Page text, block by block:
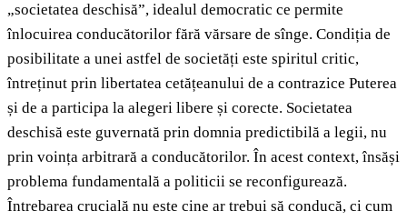
„societatea deschisă”, idealul democratic ce permite
înlocuirea conducătorilor fără vărsare de sînge. Condiția de
posibilitate a unei astfel de societăți este spiritul critic,
întreținut prin libertatea cetățeanului de a contrazice Puterea
și de a participa la alegeri libere și corecte. Societatea
deschisă este guvernată prin domnia predictibilă a legii, nu
prin voința arbitrară a conducătorilor. În acest context, însăși
problema fundamentală a politicii se reconfigurează.
Întrebarea crucială nu este cine ar trebui să conducă, ci cum